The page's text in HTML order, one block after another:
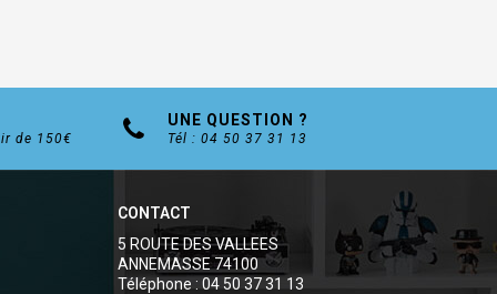
de 150€
UNE QUESTION ?
Tél : 04 50 37 31 13
CONTACT
5 ROUTE DES VALLEES
ANNEMASSE 74100
Téléphone : 04 50 37 31 13